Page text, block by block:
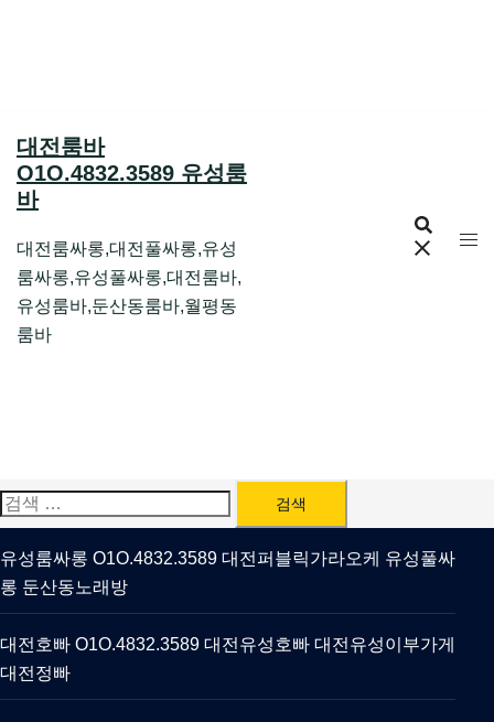
대전룸바
O1O.4832.3589 유성룸
바
대전룸싸롱,대전풀싸롱,유성
룸싸롱,유성풀싸롱,대전룸바,
유성룸바,둔산동룸바,월평동
룸바
검
색:
유성룸싸롱 O1O.4832.3589 대전퍼블릭가라오케 유성풀싸
롱 둔산동노래방
대전호빠 O1O.4832.3589 대전유성호빠 대전유성이부가게
대전정빠